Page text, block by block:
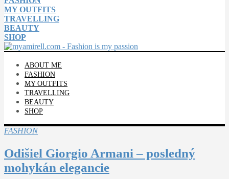
MY OUTFITS
TRAVELLING
BEAUTY
SHOP
ABOUT ME
FASHION
MY OUTFITS
TRAVELLING
BEAUTY
SHOP
FASHION
Odišiel Giorgio Armani – posledný
mohykán elegancie